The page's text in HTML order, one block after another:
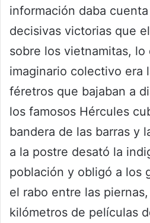
información daba
decisivas victorias que
sobre los vietnamitas,
imaginario colectivo era
féretros que bajaban a
los famosos Hércules
bandera de las barras y
a la postre desató la
población y obligó a los
el rabo entre las
kilómetros de películas